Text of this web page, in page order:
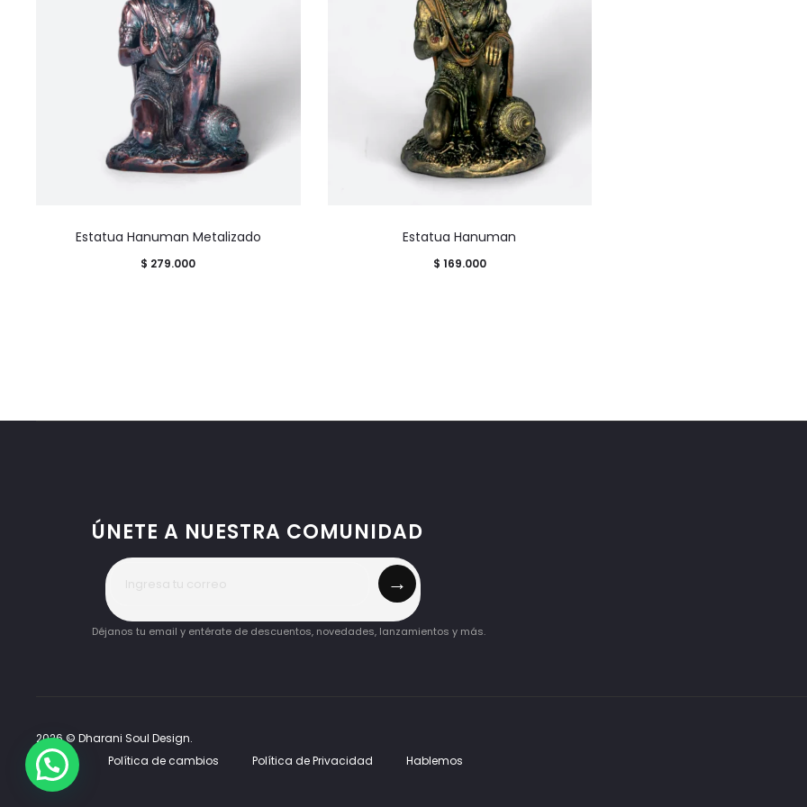
Estatua Hanuman Metalizado
$ 279.000
Estatua Hanuman
$ 169.000
ÚNETE A NUESTRA COMUNIDAD
→
Déjanos tu email y entérate de descuentos, novedades, lanzamientos y más.
2026 © Dharani Soul Design.
Q&A
Política de cambios Política de Privacidad Hablemos